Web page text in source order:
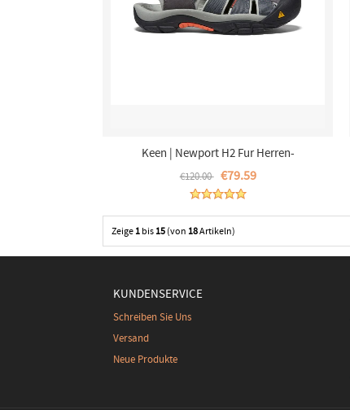
Keen | Newport H2 Fur Herren-
Magnet/Nasturtium
€120.00 €79.59
Zeige1bis15(von 18Artikeln)
KUNDENSERVICE
Schreiben Sie Uns
Versand
Neue Produkte